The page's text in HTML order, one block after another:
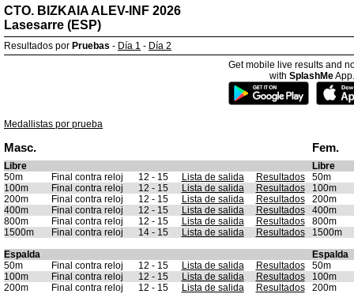
CTO. BIZKAIA ALEV-INF 2026
Lasesarre (ESP)
Resultados por Pruebas - Día 1 - Día 2
Get mobile live results and
with SplashMeApp.
Medallistas por prueba
Masc. Fem.
Libre
Libre
50m
Final contra reloj 12 - 15 Lista de salida Resultados
50m
100m
Final contra reloj 12 - 15 Lista de salida Resultados
100m
200m
Final contra reloj 12 - 15 Lista de salida Resultados
200m
400m
Final contra reloj 12 - 15 Lista de salida Resultados
400m
800m
Final contra reloj 12 - 15 Lista de salida Resultados
800m
1500m
Final contra reloj 14 - 15 Lista de salida Resultados
1500m
Espalda
Espalda
50m
Final contra reloj 12 - 15 Lista de salida Resultados
50m
100m
Final contra reloj 12 - 15 Lista de salida Resultados
100m
200m
Final contra reloj 12 - 15 Lista de salida Resultados
200m